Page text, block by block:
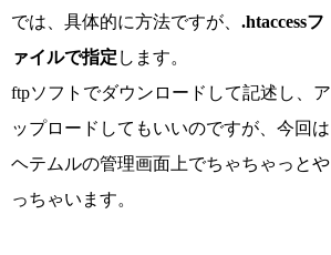
では、具体的に方法ですが、.htaccessフ
ァイルで指定 します。
ftpソフトでダウンロードして記述し、ア
ップロードしてもいいのですが、今回は
ヘテムルの管理画面上でちゃちゃっとや
っちゃいます。